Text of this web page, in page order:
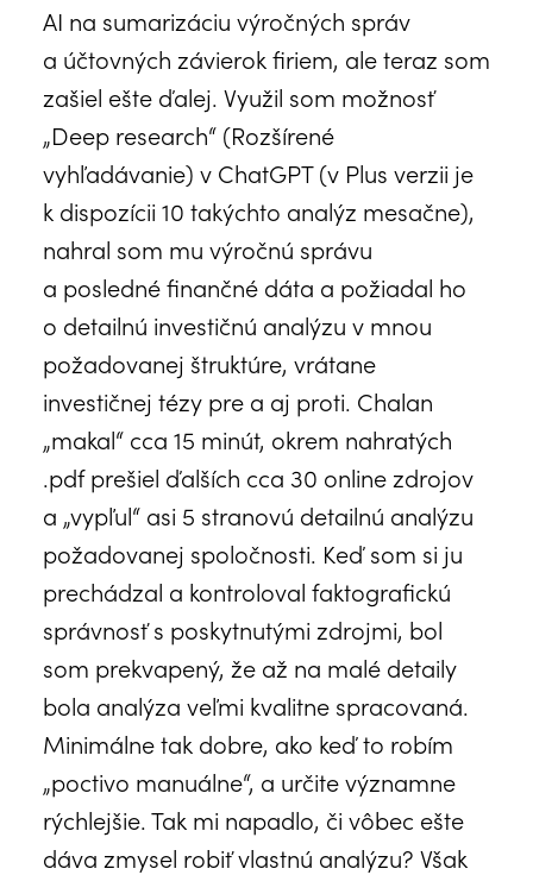
AI na sumarizáciu výročných správ
a účtovných závierok firiem, ale teraz som
zašiel ešte ďalej. Využil som možnosť
„Deep research“ (Rozšírené
vyhľadávanie) v ChatGPT (v Plus verzii je
k dispozícii 10 takýchto analýz mesačne),
nahral som mu výročnú správu
a posledné finančné dáta a požiadal ho
o detailnú investičnú analýzu v mnou
požadovanej štruktúre, vrátane
investičnej tézy pre a aj proti. Chalan
„makal“ cca 15 minút, okrem nahratých
.pdf prešiel ďalších cca 30 online zdrojov
a „vypľul“ asi 5 stranovú detailnú analýzu
požadovanej spoločnosti. Keď som si ju
prechádzal a kontroloval faktografickú
správnosť s poskytnutými zdrojmi, bol
som prekvapený, že až na malé detaily
bola analýza veľmi kvalitne spracovaná.
Minimálne tak dobre, ako keď to robím
„poctivo manuálne“, a určite významne
rýchlejšie. Tak mi napadlo, či vôbec ešte
dáva zmysel robiť vlastnú analýzu? Však